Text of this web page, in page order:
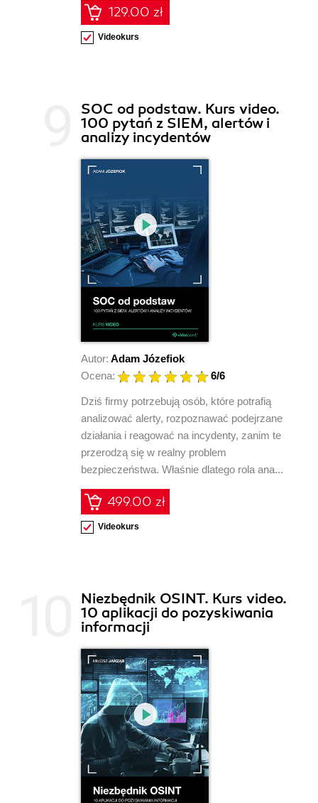
129.00 zł
Videokurs
SOC od podstaw. Kurs video.
100 pytań z SIEM, alertów i
analizy incydentów
Autor: Adam Józefiok
Ocena:
6/6
Dziś firmy potrzebują osób, które potrafią
analizować alerty, rozpoznawać podejrzane
działania i reagować na incydenty, zanim te
przerodzą się w realny problem
bezpieczeństwa. Właśnie dlatego rola ana...
499.00 zł
Videokurs
Niezbędnik OSINT. Kurs video.
10 aplikacji do pozyskiwania
informacji